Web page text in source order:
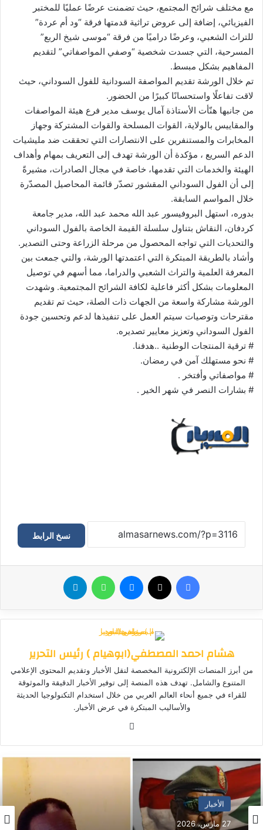
مع مختلف شرائح المجتمع، حيث تضمنت عرضًا عمليًا للمختبر
الفيزيائي، إضافة إلى عروض تراثية قدمتها فرقة “ود أم عردة”
للتراث الشعبي، وعرضًا دراميًا من فرقة “موسى شيخ الربع”
المسرحية، التي جسدت شخصية “وصفي المواصفاتي” لتقديم
المفاهيم بشكل مبسط.
تم خلال الورشة تقديم المواصفة السودانية للفول السوداني، حيث
لاقت تفاعلًا واستحسانًا كبيرًا من الحضور.
من جانبها هنّأت الأستاذة آمال يوسف مدير فرع هيئة المواصفات
والمقاييس بالولاية، القوات المسلحة والقوات المشتركة وجهاز
المخابرات والمستنفرين على الانتصارات التي تحققت ضد مليشيات
الدعم السريع ، مؤكدة أن الورشة تهدف إلى التعريف بمهام وأهداف
الهيئة والخدمات التي تقدمها، خاصة في مجال الصادرات، مشيرةً
إلى أن الفول السوداني المقشور تصدّر قائمة المحاصيل المصدّرة
خلال المواسم السابقة.
بدوره، استهل البروفيسور عبد الله محمد عبد الله، مدير جامعة
كردفان، النقاش بتناول سلسلة القيمة الخاصة بالفول السوداني
والتحديات التي تواجه المحصول من مرحلة الزراعة وحتى التصدير.
وأشاد بالطريقة المبتكرة التي اعتمدتها الورشة، والتي جمعت بين
المعرفة العلمية والتراث الشعبي والدراما، مما أسهم في توصيل
المعلومات بشكل أكثر فاعلية لكافة الشرائح المجتمعية. وشهدت
الورشة مشاركة واسعة من الجهات ذات الصلة، حيث تم تقديم
مقترحات وتوصيات سيتم العمل على تنفيذها لدعم وتحسين جودة
الفول السوداني وتعزيز معايير تصديره.
# ترقية المنتجات الوطنية ..هدفنا.
# نحو مستهلك آمن في رمضان.
# مواصفاتي وأفتخر .
# بشارات النصر في شهر الخير .
نسخ الرابط
هشام احمد المصطفي(ابوهيام ) رئيس التحرير
من أبرز المنصات الإلكترونية المخصصة لنقل الأخبار وتقديم المحتوى الإعلامي
المتنوع والشامل. تهدف هذه المنصة إلى توفير الأخبار الدقيقة والموثوقة
للقراء في جميع أنحاء العالم العربي من خلال استخدام التكنولوجيا الحديثة
والأساليب المبتكرة في عرض الأخبار.
الوي
الأخبار
الأخبار المحلية